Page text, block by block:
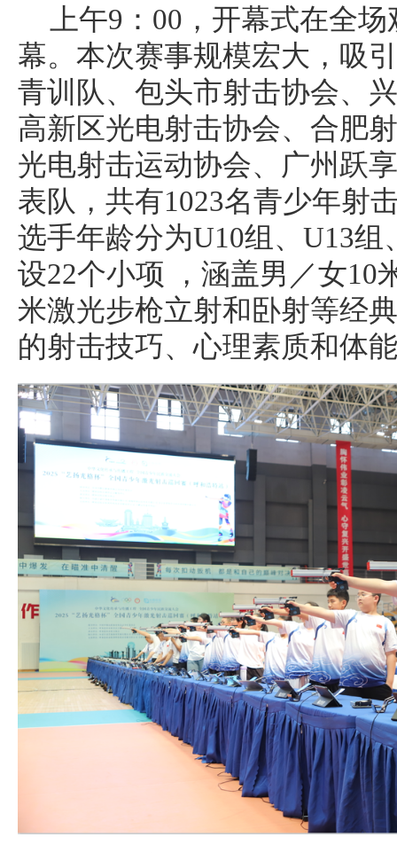
上午9：00，开幕式在全
幕。本次赛事规模宏大，吸
青训队、包头市射击协会、
高新区光电射击协会、合肥
光电射击运动协会、广州跃
表队，共有1023名青少年射
选手年龄分为U10组、U13
设22个小项 ，涵盖男／女10
米激光步枪立射和卧射等经
的射击技巧、心理素质和体